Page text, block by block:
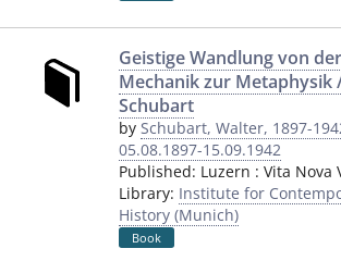
Geistige Wandlung von der
Mechanik zur Metaphysik
Schubart
by Schubart, Walter, 1897-
05.08.1897-15.09.1942
Published: Luzern : Vita Nova
Library: Institute for
History (Munich)
Book